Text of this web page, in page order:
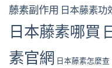
藤素副作用 日本藤素功
日本藤素哪買
素官網 日本藤素怎麼查